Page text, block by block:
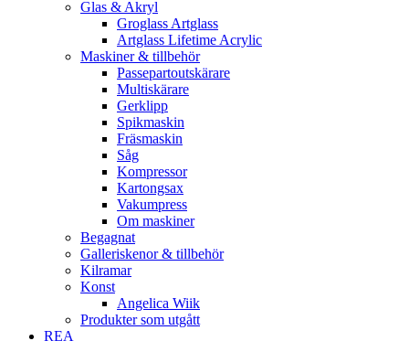
Glas & Akryl
Groglass Artglass
Artglass Lifetime Acrylic
Maskiner & tillbehör
Passepartoutskärare
Multiskärare
Gerklipp
Spikmaskin
Fräsmaskin
Såg
Kompressor
Kartongsax
Vakumpress
Om maskiner
Begagnat
Galleriskenor & tillbehör
Kilramar
Konst
Angelica Wiik
Produkter som utgått
REA